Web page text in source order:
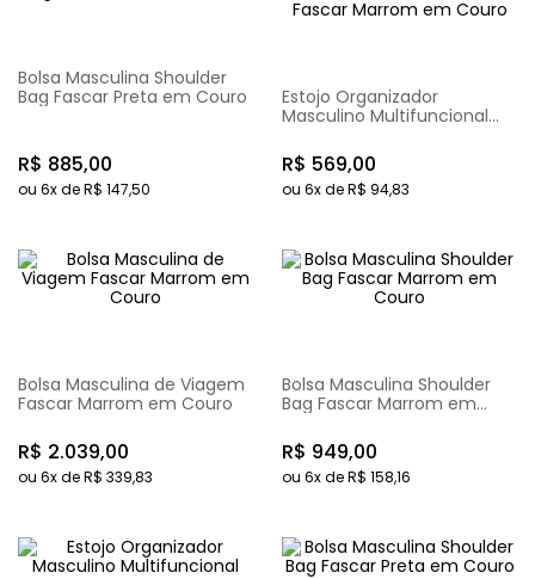
Bolsa Masculina Shoulder
Bag Fascar Preta em Couro
R$ 885,00
ou 6x deR$ 147,50
Estojo Organizador
Masculino Multifuncional
R$ 569,00
ou 6x deR$ 94,83
Bolsa Masculina de Viagem
Fascar Marrom em Couro
R$ 2.039,00
ou 6x deR$ 339,83
Bolsa Masculina Shoulder
Bag Fascar Marrom em
R$ 949,00
ou 6x deR$ 158,16